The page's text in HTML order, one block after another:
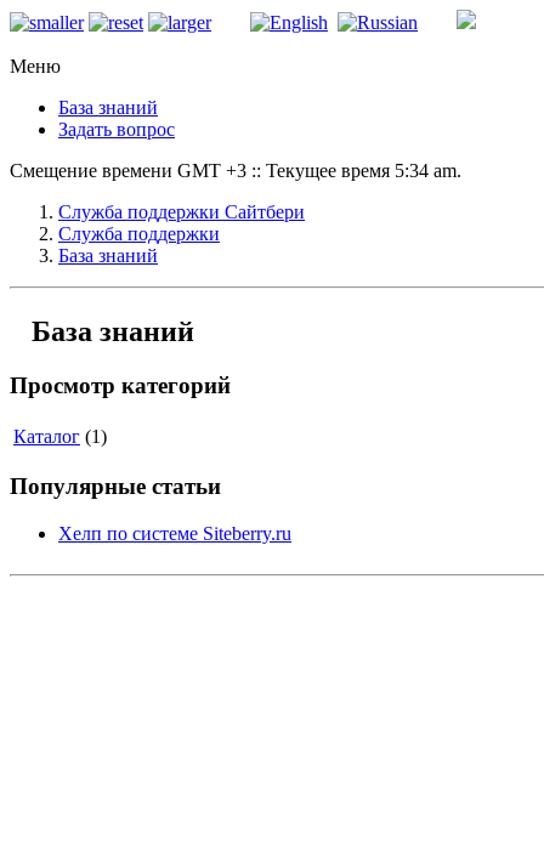
Меню
База знаний
Задать вопрос
Смещение времени GMT +3 :: Текущее время 5:34 am.
Служба поддержки Сайтбери
Служба поддержки
База знаний
База знаний
Просмотр категорий
Каталог (1)
Популярные статьи
Хелп по системе Siteberry.ru